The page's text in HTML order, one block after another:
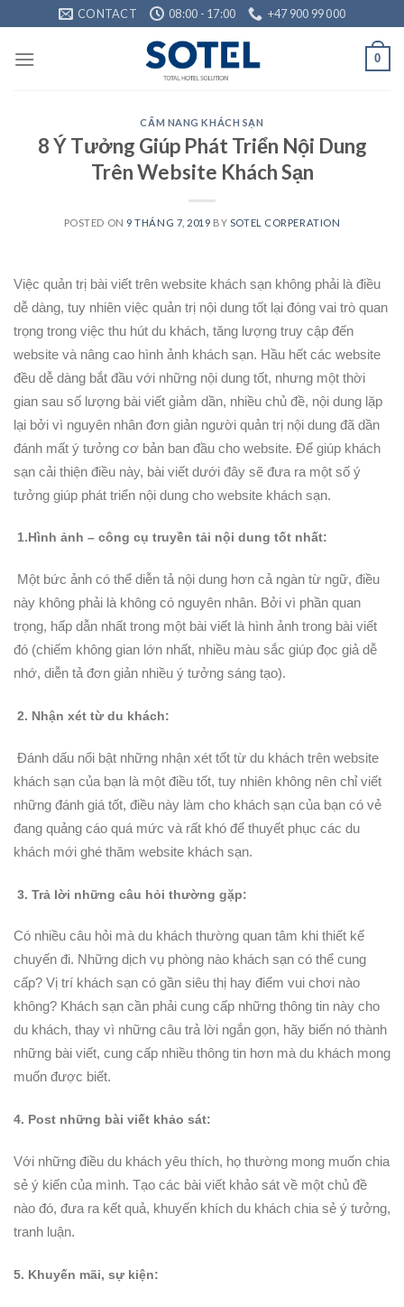
to
content
CONTACT 08:00 - 17:00 +47 900 99 000
0
CẨM NANG KHÁCH SẠN
8 Ý Tưởng Giúp Phát Triển Nội Dung
Trên Website Khách Sạn
POSTED ON 9 THÁNG 7, 2019 BY SOTEL CORPERATION
Việc quản trị bài viết trên website khách sạn không phải là điều
dễ dàng, tuy nhiên việc quản trị nội dung tốt lại đóng vai trò quan
trọng trong việc thu hút du khách, tăng lượng truy cập đến
website và nâng cao hình ảnh khách sạn. Hầu hết các website
đều dễ dàng bắt đầu với những nội dung tốt, nhưng một thời
gian sau số lượng bài viết giảm dần, nhiều chủ đề, nội dung lặp
lại bởi vì nguyên nhân đơn giản người quản trị nội dung đã dần
đánh mất ý tưởng cơ bản ban đầu cho website. Để giúp khách
sạn cải thiện điều này, bài viết dưới đây sẽ đưa ra một số ý
tưởng giúp phát triển nội dung cho website khách sạn.
1.Hình ảnh – công cụ truyền tải nội dung tốt nhất:
Một bức ảnh có thể diễn tả nội dung hơn cả ngàn từ ngữ, điều
này không phải là không có nguyên nhân. Bởi vì phần quan
trọng, hấp dẫn nhất trong một bài viết là hình ảnh trong bài viết
đó (chiếm không gian lớn nhất, nhiều màu sắc giúp đọc giả dễ
nhớ, diễn tả đơn giản nhiều ý tưởng sáng tạo).
2. Nhận xét từ du khách:
Đánh dấu nổi bật những nhận xét tốt từ du khách trên website
khách sạn của bạn là một điều tốt, tuy nhiên không nên chỉ viết
những đánh giá tốt, điều này làm cho khách sạn của bạn có vẻ
đang quảng cáo quá mức và rất khó để thuyết phục các du
khách mới ghé thăm website khách sạn.
3. Trả lời những câu hỏi thường gặp:
Có nhiều câu hỏi mà du khách thường quan tâm khi thiết kế
chuyến đi. Những dịch vụ phòng nào khách sạn có thể cung
cấp? Vị trí khách sạn có gần siêu thị hay điểm vui chơi nào
không? Khách sạn cần phải cung cấp những thông tin này cho
du khách, thay vì những câu trả lời ngắn gọn, hãy biến nó thành
những bài viết, cung cấp nhiều thông tin hơn mà du khách mong
muốn được biết.
4. Post những bài viết khảo sát:
Với những điều du khách yêu thích, họ thường mong muốn chia
sẻ ý kiến của mình. Tạo các bài viết khảo sát về một chủ đề
nào đó, đưa ra kết quả, khuyến khích du khách chia sẻ ý tưởng,
tranh luận.
5. Khuyến mãi, sự kiện: